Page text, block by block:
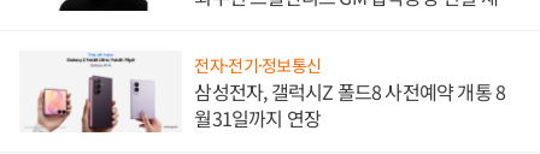
전자·전기·정보통신
삼성전자, 갤럭시Z 폴드8 사전예약 개통 8
월31일까지 연장